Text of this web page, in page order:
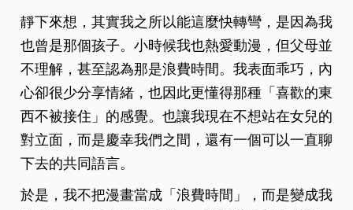
靜下來想，其實我之所以能這麼快轉彎，是因為我
也曾是那個孩子。小時候我也熱愛動漫，但父母並
不理解，甚至認為那是浪費時間。我表面乖巧，內
心卻很少分享情緒，也因此更懂得那種「喜歡的東
西不被接住」的感覺。也讓我現在不想站在女兒的
對立面，而是慶幸我們之間，還有一個可以一直聊
下去的共同語言。
於是，我不把漫畫當成「浪費時間」，而是變成我